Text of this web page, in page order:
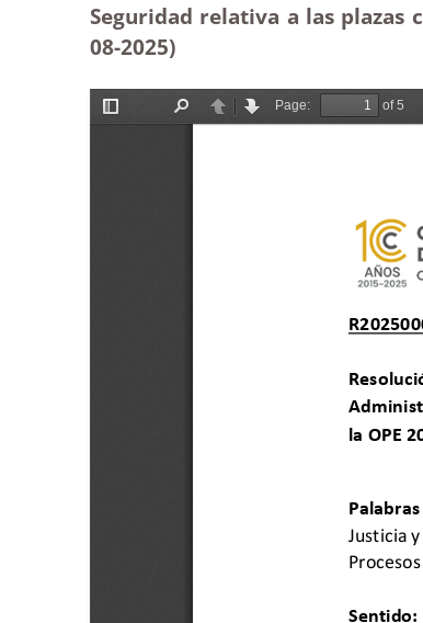
Seguridad relativa a las
08-2025)